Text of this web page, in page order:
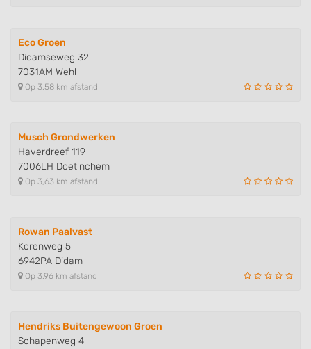
Eco Groen
Didamseweg 32
7031AM Wehl
Op 3,58 km afstand
Musch Grondwerken
Haverdreef 119
7006LH Doetinchem
Op 3,63 km afstand
Rowan Paalvast
Korenweg 5
6942PA Didam
Op 3,96 km afstand
Hendriks Buitengewoon Groen
Schapenweg 4